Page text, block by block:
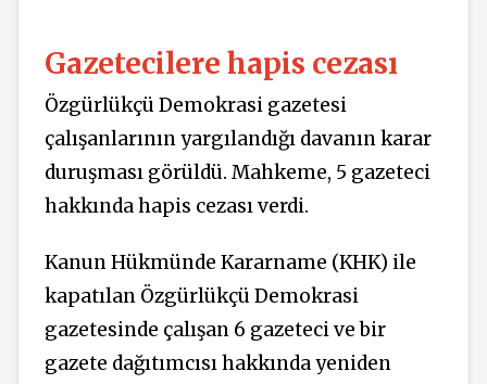
Gazetecilere hapis cezası
Özgürlükçü Demokrasi gazetesi
çalışanlarının yargılandığı davanın karar
duruşması görüldü. Mahkeme, 5 gazeteci
hakkında hapis cezası verdi.
Kanun Hükmünde Kararname (KHK) ile
kapatılan Özgürlükçü Demokrasi
gazetesinde çalışan 6 gazeteci ve bir
gazete dağıtımcısı hakkında yeniden